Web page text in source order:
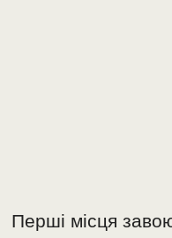
Перші місця